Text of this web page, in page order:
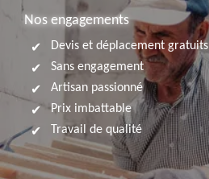
Nos engagements
Devis et déplacement gratuits
Sans engagement
Artisan passionné
Prix imbattable
Travail de qualité